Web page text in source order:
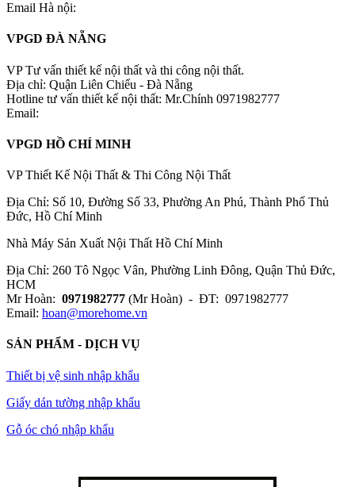
Email Hà nội:
VPGD ĐÀ NẴNG
VP Tư vấn thiết kế nội thất và thi công nội thất.
Địa chỉ: Quận Liên Chiểu - Đà Nẵng
Hotline tư vấn thiết kế nội thất: Mr.Chính 0971982777
Email:
VPGD HỒ CHÍ MINH
VP Thiết Kế Nội Thất & Thi Công Nội Thất
Địa Chỉ: Số 10, Đường Số 33, Phường An Phú, Thành Phố Thủ
Đức, Hồ Chí Minh
Nhà Máy Sản Xuất Nội Thất Hồ Chí Minh
Địa Chỉ: 260 Tô Ngọc Vân, Phường Linh Đông, Quận Thủ Đức,
HCM
Mr Hoàn: 0971982777 (Mr Hoàn) - ĐT: 0971982777
Email: hoan@morehome.vn
SẢN PHẨM - DỊCH VỤ
Thiết bị vệ sinh nhập khẩu
Giấy dán tường nhập khẩu
Gỗ óc chó nhập khẩu